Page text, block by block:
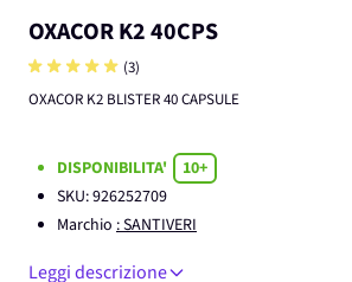
OXACOR K2 40CPS
(3)
OXACOR K2 BLISTER 40 CAPSULE
DISPONIBILITA'
10+
SKU:926252709
Marchio : SANTIVERI
Leggi descrizione